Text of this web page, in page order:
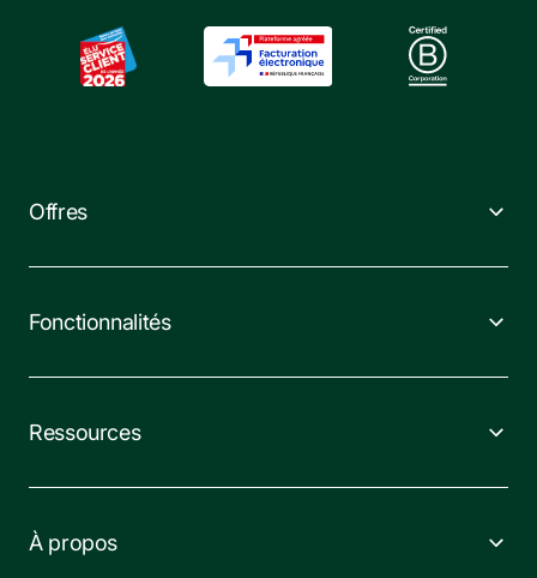
Offres
Fonctionnalités
Ressources
À propos